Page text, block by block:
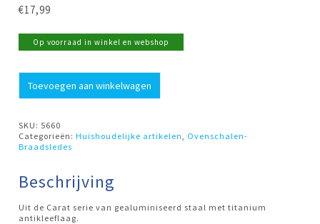
€17,99
Op voorraad in winkel en webshop
30x22cm
Patisse
Toevoegen aan winkelwagen
SKU: 5660
Categorieën:Huishoudelijke artikelen
Ovenschalen-
Braadsledes
Beschrijving
Uit de Carat serie van gealuminiseerd staal met titanium
antikleeflaag.